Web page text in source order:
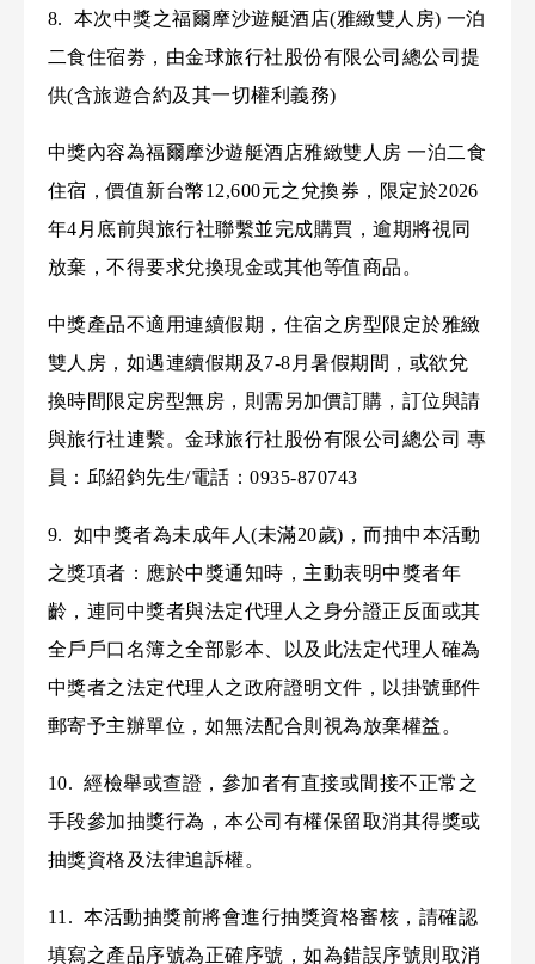
8. 本次中獎之福爾摩沙遊艇酒店(雅緻雙人房) 一泊
二食住宿劵，由金球旅行社股份有限公司總公司提
供(含旅遊合約及其一切權利義務)
中獎內容為福爾摩沙遊艇酒店雅緻雙人房 一泊二食
住宿，價值新台幣12,600元之兌換券，限定於2026
年4月底前與旅行社聯繫並完成購買，逾期將視同
放棄，不得要求兌換現金或其他等值商品。
中獎產品不適用連續假期，住宿之房型限定於雅緻
雙人房 ，如遇連續假期及7-8月暑假期間，或欲兌
換時間限定房型無房，則需另加價訂購，訂位與請
與旅行社連繫。金球旅行社股份有限公司總公司 專
員：邱紹鈞先生/電話：0935-870743
9. 如中獎者為未成年人(未滿20歲)，而抽中本活動
之獎項者：應於中獎通知時，主動表明中獎者年
齡，連同中獎者與法定代理人之身分證正反面或其
全戶戶口名簿之全部影本、以及此法定代理人確為
中獎者之法定代理人之政府證明文件，以掛號郵件
郵寄予主辦單位，如無法配合則視為放棄權益。
10. 經檢舉或查證，參加者有直接或間接不正常之
手段參加抽獎行為，本公司有權保留取消其得獎或
抽獎資格及法律追訴權。
11. 本活動抽獎前將會進行抽獎資格審核，請確認
填寫之產品序號為正確序號，如為錯誤序號則取消